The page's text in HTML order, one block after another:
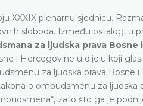
XXXIX plenarnu sjednicu.
sloboda. Između ostalog, u
za ljudska prava Bosne
i Hercegovine u dijelu koji
za ljudska prava Bosne
o ombudsmenu za
zato što ga je